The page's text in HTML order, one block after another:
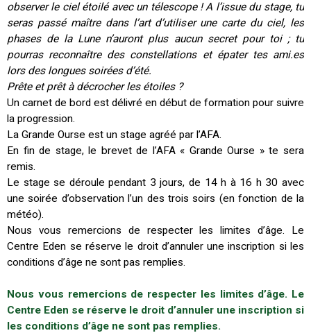
observer le ciel étoilé avec un télescope ! A l’issue du stage, tu
seras passé maître dans l’art d’utiliser une carte du ciel, les
phases de la Lune n’auront plus aucun secret pour toi ; tu
pourras reconnaître des constellations et épater tes ami.es
lors des longues soirées d’été.
Prête et prêt à décrocher les étoiles ?
Un carnet de bord est délivré en début de formation pour suivre
la progression.
La Grande Ourse est un stage agréé par l’AFA.
En fin de stage, le brevet de l’AFA « Grande Ourse » te sera
remis.
Le stage se déroule pendant 3 jours, de 14 h à 16 h 30 avec
une soirée d’observation l’un des trois soirs (en fonction de la
météo).
Nous vous remercions de respecter les limites d’âge. Le
Centre Eden se réserve le droit d’annuler une inscription si les
conditions d’âge ne sont pas remplies.
Nous vous remercions de respecter les limites d’âge. Le
Centre Eden se réserve le droit d’annuler une inscription si
les conditions d’âge ne sont pas remplies.